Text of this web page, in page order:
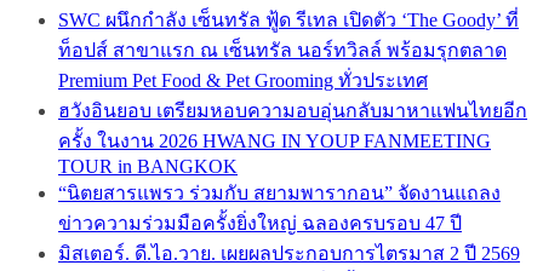
SWC ผนึกกำลัง เซ็นทรัล ฟู้ด รีเทล เปิดตัว ‘The Goody’ ที่
ท็อปส์ สาขาแรก ณ เซ็นทรัล นอร์ทวิลล์ พร้อมรุกตลาด
Premium Pet Food & Pet Grooming ทั่วประเทศ
ฮวังอินยอบ เตรียมหอบความอบอุ่นกลับมาหาแฟนไทยอีก
ครั้ง ในงาน 2026 HWANG IN YOUP FANMEETING
TOUR in BANGKOK
“นิตยสารแพรว ร่วมกับ สยามพารากอน” จัดงานแถลง
ข่าวความร่วมมือครั้งยิ่งใหญ่ ฉลองครบรอบ 47 ปี
มิสเตอร์. ดี.ไอ.วาย. เผยผลประกอบการไตรมาส 2 ปี 2569